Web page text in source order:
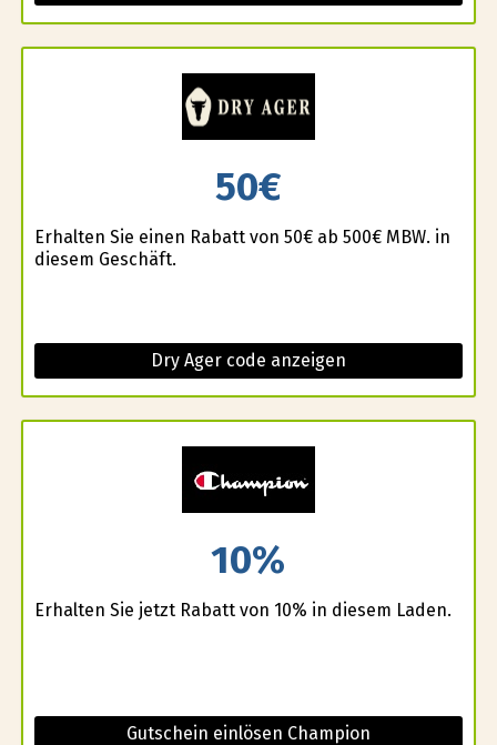
50€
Erhalten Sie einen Rabatt von 50€ ab 500€ MBW. in
diesem Geschäft.
Dry Ager code anzeigen
10%
Erhalten Sie jetzt Rabatt von 10% in diesem Laden.
Gutschein einlösen Champion